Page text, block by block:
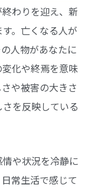
わりを迎え、新
。亡くなる人が
人物があなたに
化や終焉を意味
や被害の大きさ
を反映している
や状況を冷静に
常生活で感じて